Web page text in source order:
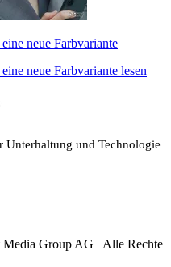
neue Farbvariante
neue Farbvariante lesen
Unterhaltung und Technologie
Group AG | Alle Rechte